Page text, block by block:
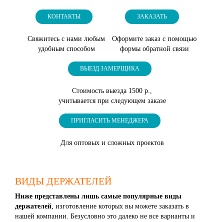
КОНТАКТЫ
Свяжитесь с нами любым
удобным способом
ЗАКАЗАТЬ
Оформите заказ с помощью
формы обратной связи
ВЫЕЗД ЗАМЕРЩИКА
Стоимость выезда 1500 р.,
учитывается при следующем заказе
ПРИГЛАСИТЬ МЕНЕДЖЕРА
Для оптовых и сложных проектов
ВИДЫ ДЕРЖАТЕЛЕЙ
Ниже представлены лишь самые популярные виды
держателей, изготовление которых вы можете заказать в
нашей компании. Безусловно это далеко не все варианты и